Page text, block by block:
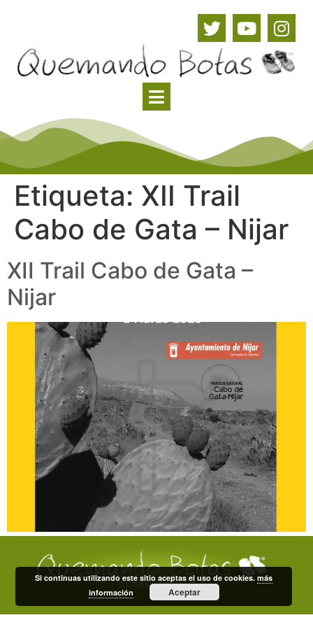
Etiqueta: XII Trail
Cabo de Gata – Nijar
XII Trail Cabo de Gata –
Nijar
© Emilio Domínguez
Si continuas utilizando este sitio aceptas el uso de cookies.más
información
Aceptar